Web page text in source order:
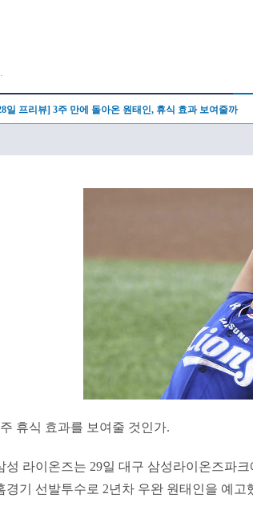
일 프리뷰] 3주 만에 돌아온 원태인, 휴식 효과 보여줄까
휴식 효과를 보여줄 것인가.
성 라이온즈는 29일 대구 삼성라이온즈파
경기 선발투수로 2년차 우완 원태인을 예